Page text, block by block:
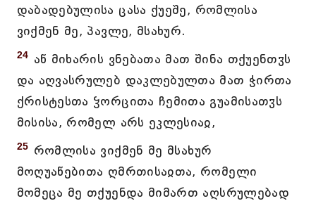
დაბადებულისა ცასა ქუეშე, რომლისა
ვიქმენ მე, პავლე, მსახურ.
24 აწ მიხარის ვნებათა მათ შინა თქუენთჳს
და აღვასრულებ დაკლებულთა მათ ჭირთა
ქრისტესთა ჴორცითა ჩემითა გუამისათჳს
მისისა, რომელ არს ეკლესიაჲ,
25 რომლისა ვიქმენ მე მსახურ
მოღუაწებითა ღმრთისაჲთა, რომელი
მომეცა მე თქუენდა მიმართ აღსრულებად